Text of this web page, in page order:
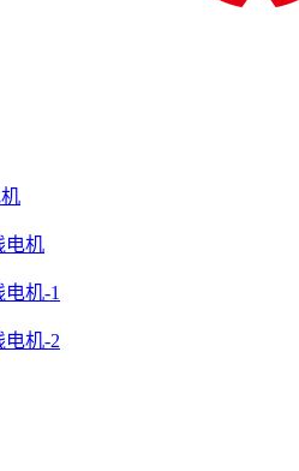
电机
机-1
电机-2